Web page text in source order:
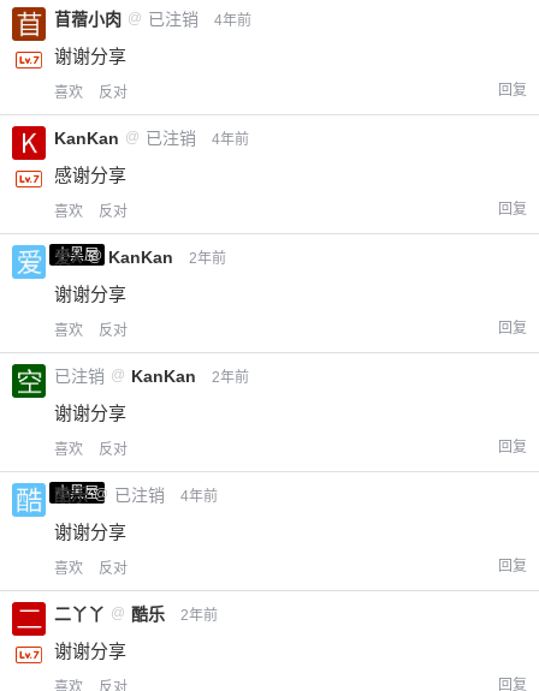
苜蓿小肉 @ 已注销 4年前
谢谢分享
喜欢 反对 回复
KanKan @ 已注销 4年前
感谢分享
喜欢 反对 回复
小黑屋
爱X @ KanKan 2年前
谢谢分享
喜欢 反对 回复
已注销 @ KanKan 2年前
谢谢分享
喜欢 反对 回复
小黑屋
酷乐 @ 已注销 4年前
谢谢分享
喜欢 反对 回复
二丫丫 @ 酷乐 2年前
谢谢分享
喜欢 反对 回复